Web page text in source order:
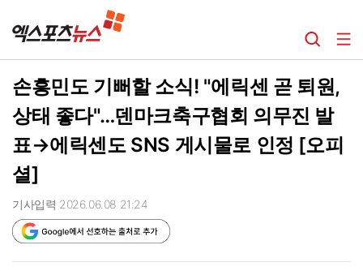
손흥민도 기뻐할 소식! "에릭센 곧 퇴원,
상태 좋다"…덴마크축구협회 의무진 발
표→에릭센도 SNS 게시물로 인정 [오피
셜]
기사입력 2026.06.08 21:24